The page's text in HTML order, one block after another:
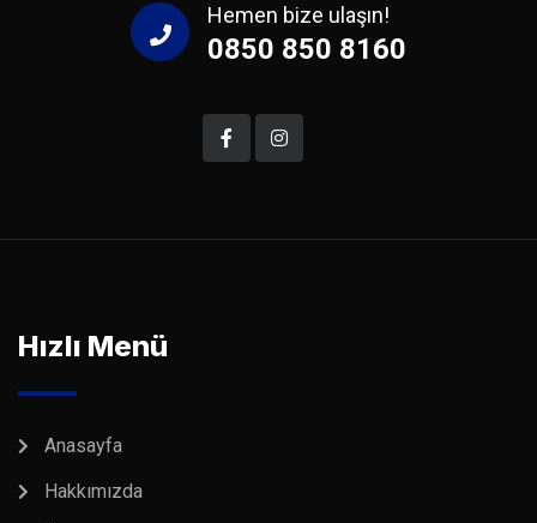
Hemen bize ulaşın!
0850 850 8160
Hızlı Menü
Anasayfa
Hakkımızda